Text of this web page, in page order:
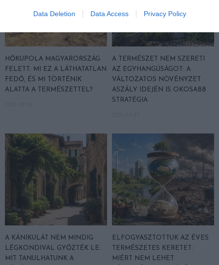
Data Deletion Data Access Privacy Policy
HŐKUPOLA MAGYARORSZÁG
FELETT: MI EZ A LÁTHATATLAN
FEDŐ, ÉS MI TÖRTÉNIK
ALATTA A TERMÉSZETTEL?
A TERMÉSZET NEM SZERETI
AZ EGYHANGÚSÁGOT: A
VÁLTOZATOS NÖVÉNYZET
ASZÁLY IDEJÉN IS OKOSABB
STRATÉGIA
A KÁNIKULÁT NEM MINDIG
LÉGKONDIVAL GYŐZTÉK LE:
MIT TANULHATUNK A
ELFOGYASZTOTTUK AZ ÉVES
TERMÉSZETES KERETET:
MIÉRT NEM LEHET